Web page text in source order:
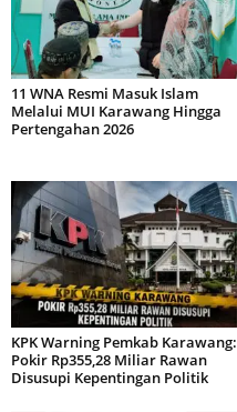
11 WNA Resmi Masuk Islam
Melalui MUI Karawang Hingga
Pertengahan 2026
KPK Warning Pemkab Karawang:
Pokir Rp355,28 Miliar Rawan
Disusupi Kepentingan Politik